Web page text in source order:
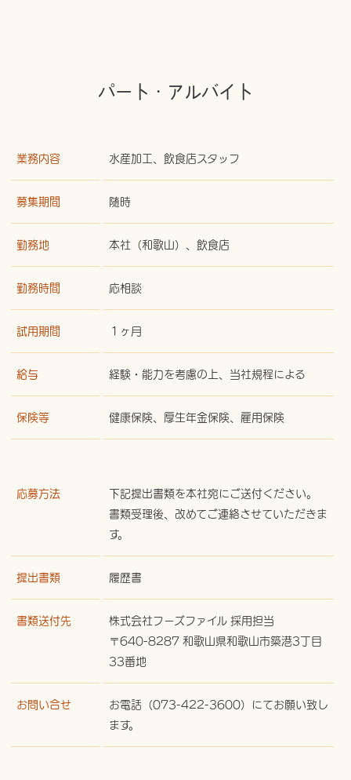
パート・アルバイト
業務内容 水産加工、飲食店スタッフ
募集期間 随時
勤務地 本社（和歌山）、飲食店
勤務時間 応相談
試用期間 １ヶ月
給与 経験・能力を考慮の上、当社規程による
保険等 健康保険、厚生年金保険、雇用保険
応募方法
下記提出書類を本社宛にご送付ください。
書類受理後、改めてご連絡させていただきま
す。
提出書類 履歴書
書類送付先
株式会社フーズファイル 採用担当
〒640-8287 和歌山県和歌山市築港3丁目
33番地
お問い合せ
お電話（073-422-3600）にてお願い致し
ます。